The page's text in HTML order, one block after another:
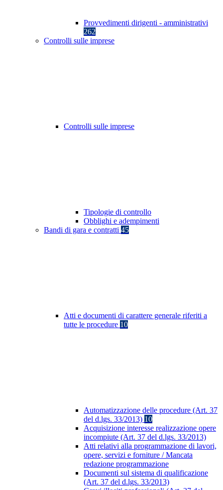
Provvedimenti dirigenti - amministrativi
262
Controlli sulle imprese
Controlli sulle imprese
Tipologie di controllo
Obblighi e adempimenti
Bandi di gara e contratti 45
Atti e documenti di carattere generale riferiti a
tutte le procedure 10
Automatizzazione delle procedure (Art. 37
del d.lgs. 33/2013) 10
Acquisizione interesse realizzazione opere
incompiute (Art. 37 del d.lgs. 33/2013)
Atti relativi alla programmazione di lavori,
opere, servizi e forniture / Mancata
redazione programmazione
Documenti sul sistema di qualificazione
(Art. 37 del d.lgs. 33/2013)